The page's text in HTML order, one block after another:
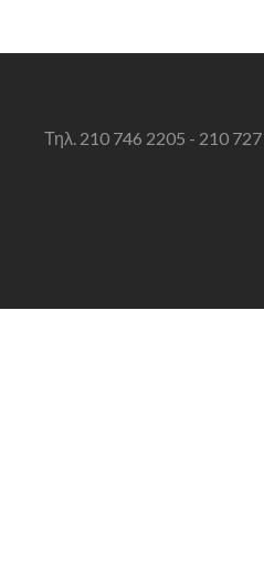
Τηλ. 210 746 2205 - 210